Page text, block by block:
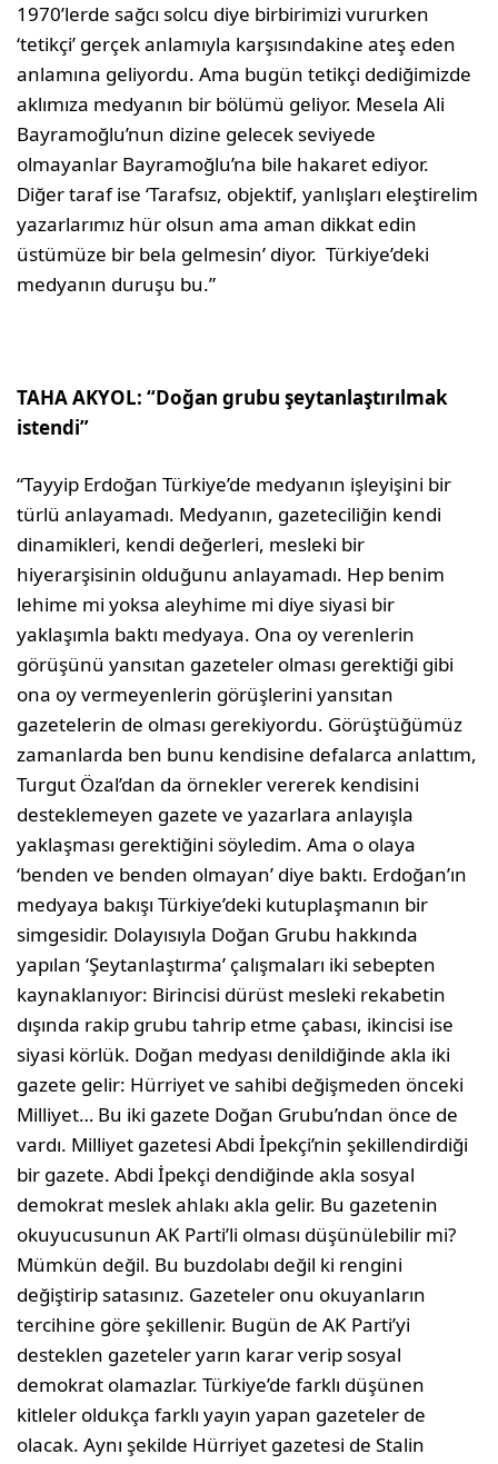
1970’lerde sağcı solcu diye birbirimizi vururken
‘tetikçi’ gerçek anlamıyla karşısındakine ateş eden
anlamına geliyordu. Ama bugün tetikçi dediğimizde
aklımıza medyanın bir bölümü geliyor. Mesela Ali
Bayramoğlu’nun dizine gelecek seviyede
olmayanlar Bayramoğlu’na bile hakaret ediyor.
Diğer taraf ise ‘Tarafsız, objektif, yanlışları eleştirelim
yazarlarımız hür olsun ama aman dikkat edin
üstümüze bir bela gelmesin’ diyor. Türkiye’deki
medyanın duruşu bu.”
TAHA AKYOL: “Doğan grubu şeytanlaştırılmak
istendi”
“Tayyip Erdoğan Türkiye’de medyanın işleyişini bir
türlü anlayamadı. Medyanın, gazeteciliğin kendi
dinamikleri, kendi değerleri, mesleki bir
hiyerarşisinin olduğunu anlayamadı. Hep benim
lehime mi yoksa aleyhime mi diye siyasi bir
yaklaşımla baktı medyaya. Ona oy verenlerin
görüşünü yansıtan gazeteler olması gerektiği gibi
ona oy vermeyenlerin görüşlerini yansıtan
gazetelerin de olması gerekiyordu. Görüştüğümüz
zamanlarda ben bunu kendisine defalarca anlattım,
Turgut Özal’dan da örnekler vererek kendisini
desteklemeyen gazete ve yazarlara anlayışla
yaklaşması gerektiğini söyledim. Ama o olaya
‘benden ve benden olmayan’ diye baktı. Erdoğan’ın
medyaya bakışı Türkiye’deki kutuplaşmanın bir
simgesidir. Dolayısıyla Doğan Grubu hakkında
yapılan ‘Şeytanlaştırma’ çalışmaları iki sebepten
kaynaklanıyor: Birincisi dürüst mesleki rekabetin
dışında rakip grubu tahrip etme çabası, ikincisi ise
siyasi körlük. Doğan medyası denildiğinde akla iki
gazete gelir: Hürriyet ve sahibi değişmeden önceki
Milliyet… Bu iki gazete Doğan Grubu’ndan önce de
vardı. Milliyet gazetesi Abdi İpekçi’nin şekillendirdiği
bir gazete. Abdi İpekçi dendiğinde akla sosyal
demokrat meslek ahlakı akla gelir. Bu gazetenin
okuyucusunun AK Parti’li olması düşünülebilir mi?
Mümkün değil. Bu buzdolabı değil ki rengini
değiştirip satasınız. Gazeteler onu okuyanların
tercihine göre şekillenir. Bugün de AK Parti’yi
desteklen gazeteler yarın karar verip sosyal
demokrat olamazlar. Türkiye’de farklı düşünen
kitleler oldukça farklı yayın yapan gazeteler de
olacak. Aynı şekilde Hürriyet gazetesi de Stalin